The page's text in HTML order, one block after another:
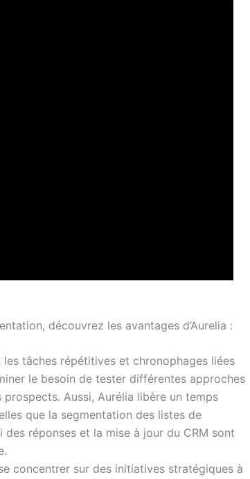
découvrez les avantages d’Aurelia :
les tâches répétitives et chronophages liées
le besoin de tester différentes approches
Aussi, Aurélia libère un temps
que la segmentation des listes de
des réponses et la mise à jour du CRM sont
concentrer sur des initiatives stratégiques à